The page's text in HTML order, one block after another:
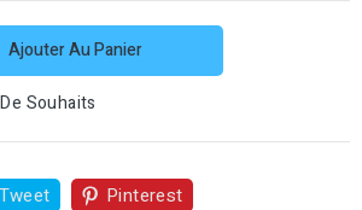
Ajouter Au Panier
Souhaits
Tweet Pinterest